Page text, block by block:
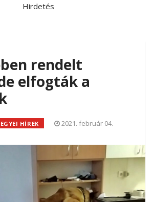
Hirdetés
rendelt
elfogták a
HÍREK 2021. február 04.